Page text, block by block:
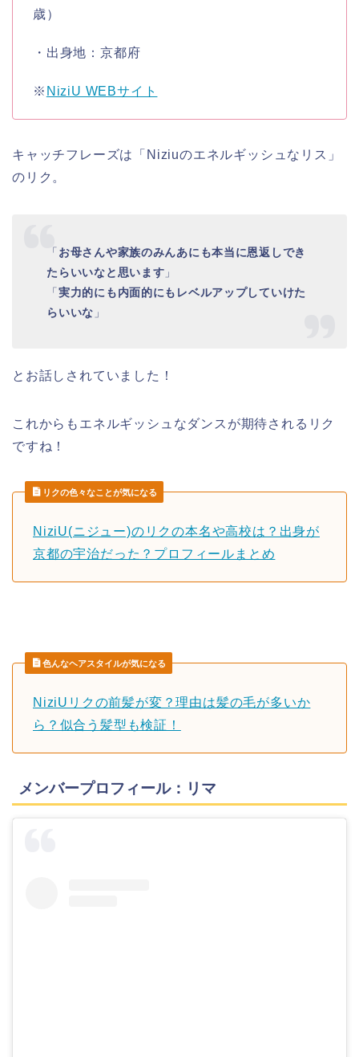
歳）
・出身地： 京都府
※ NiziU WEBサイト
キャッチフレーズは「 Niziuのエネルギッシュなリス 」
の リク 。
「 お母さんや家族のみんあにも本当に恩返しでき
たらいいなと思います 」
「 実力的にも内面的にもレベルアップしていけた
らいいな 」
とお話しされていました！
これからも エネルギッシュ なダンス が期待される リク
ですね！
リクの色々なことが気になる
NiziU(ニジュー)のリクの本名や高校は？出身が
京都の宇治だった？プロフィールまとめ
色んなヘアスタイルが気になる
NiziUリクの前髪が変？理由は髪の毛が多いか
ら？似合う髪型も検証！
メンバープロフィール：リマ